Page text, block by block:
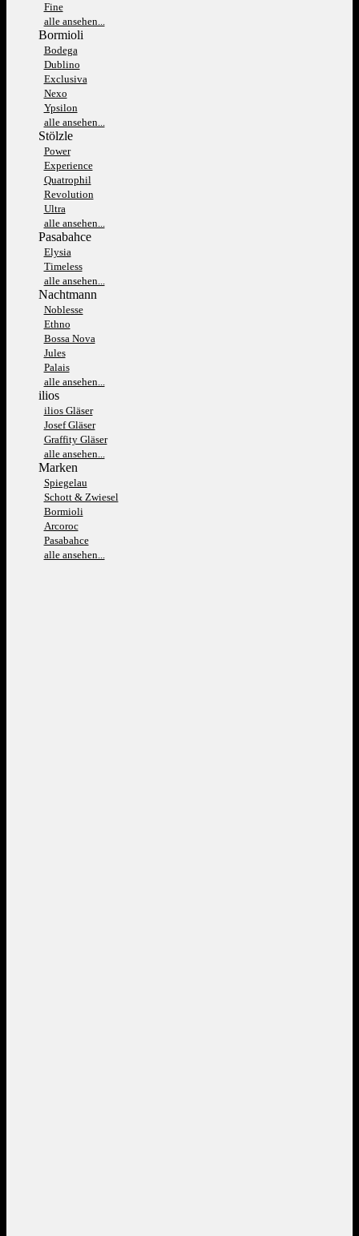
Fine
alle ansehen...
Bormioli
Bodega
Dublino
Exclusiva
Nexo
Ypsilon
alle ansehen...
Stölzle
Power
Experience
Quatrophil
Revolution
Ultra
alle ansehen...
Pasabahce
Elysia
Timeless
alle ansehen...
Nachtmann
Noblesse
Ethno
Bossa Nova
Jules
Palais
alle ansehen...
ilios
ilios Gläser
Josef Gläser
Graffity Gläser
alle ansehen...
Marken
Spiegelau
Schott & Zwiesel
Bormioli
Arcoroc
Pasabahce
alle ansehen...